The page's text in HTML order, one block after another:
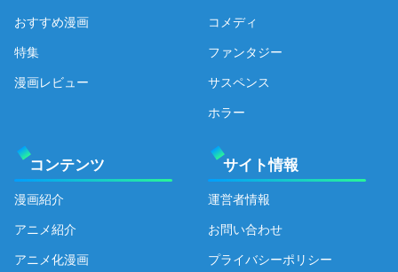
おすすめ漫画
特集
漫画レビュー
コメディ
ファンタジー
サスペンス
ホラー
コンテンツ
漫画紹介
アニメ紹介
アニメ化漫画
サイト情報
運営者情報
お問い合わせ
プライバシーポリシー